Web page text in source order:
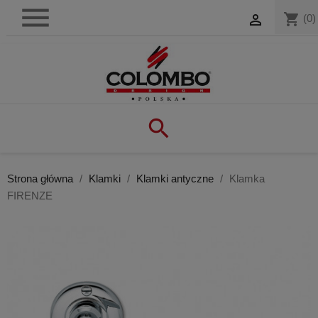
shopping_cart (0)



Strona główna Klamki Klamki antyczne
Klamka
FIRENZE